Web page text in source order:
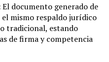
El documento generado de
mismo respaldo jurídico
tradicional, estando
de firma y competencia